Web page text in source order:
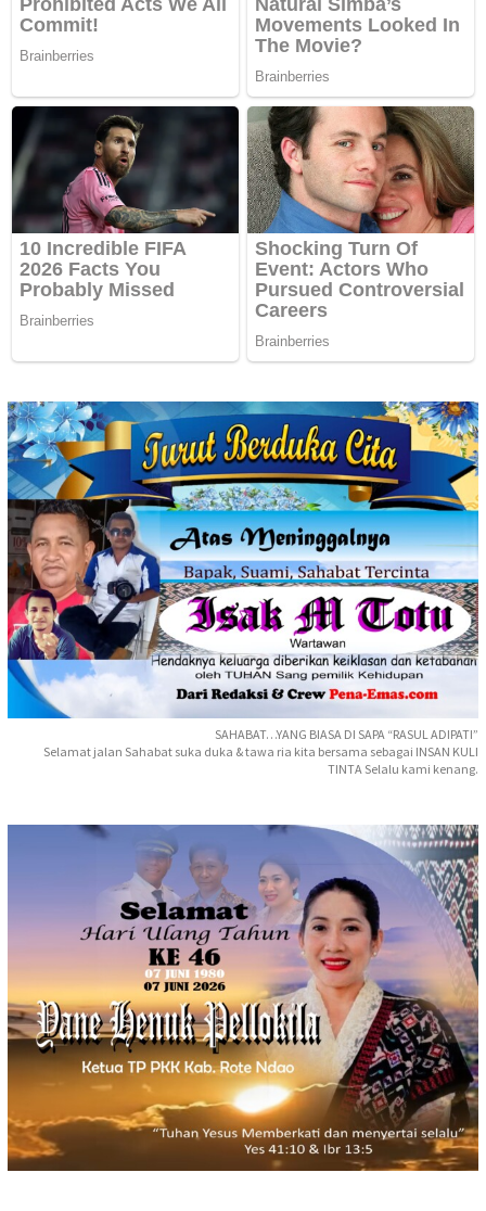
SAHABAT…YANG BIASA DI SAPA “RASUL ADIPATI”
Selamat jalan Sahabat suka duka & tawa ria kita bersama sebagai INSAN KULI
TINTA Selalu kami kenang.